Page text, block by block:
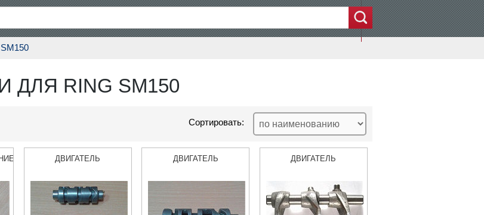
...
ДЛЯ RING SM150
Сортировать:
ДВИГАТЕЛЬ ДВИГАТЕЛЬ ДВИГАТЕЛЬ